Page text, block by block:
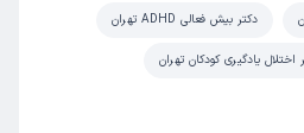
دکتر بیش فعالی ADHD تهران
اختلال یادگیری کودکان تهران